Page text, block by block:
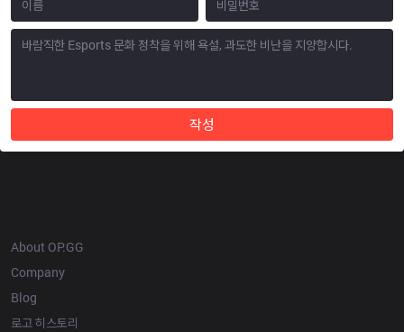
작성
About OP.GG
Company
Blog
로고 히스토리